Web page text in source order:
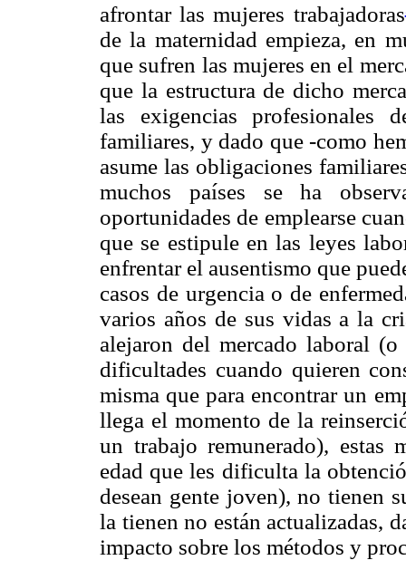
afrontar las mujeres trabajadoras
de la maternidad empieza, en
que sufren las mujeres en el
que la estructura de dicho
las exigencias profesionales
familiares, y dado que -como
asume las obligaciones
muchos países se ha
oportunidades de emplearse
que se estipule en las leyes
enfrentar el ausentismo que
casos de urgencia o de
varios años de sus vidas a la
alejaron del mercado laboral
dificultades cuando quieren
misma que para encontrar un
llega el momento de la
un trabajo remunerado), estas
edad que les dificulta la
desean gente joven), no tienen
la tienen no están actualizadas,
impacto sobre los métodos y